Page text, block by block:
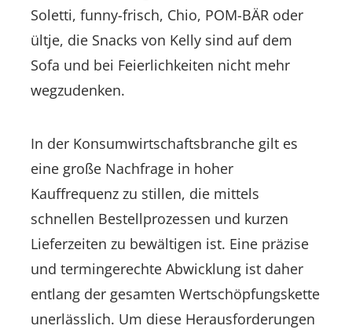
Soletti, funny-frisch, Chio, POM-BÄR oder
ültje, die Snacks von Kelly sind auf dem
Sofa und bei Feierlichkeiten nicht mehr
wegzudenken.
In der Konsumwirtschaftsbranche gilt es
eine große Nachfrage in hoher
Kauffrequenz zu stillen, die mittels
schnellen Bestellprozessen und kurzen
Lieferzeiten zu bewältigen ist. Eine präzise
und termingerechte Abwicklung ist daher
entlang der gesamten Wertschöpfungskette
unerlässlich. Um diese Herausforderungen